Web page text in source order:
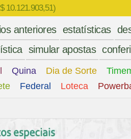
10.121.903,51)
anteriores estatísticas
simular apostas
Quina Dia de Sorte
Federal Loteca